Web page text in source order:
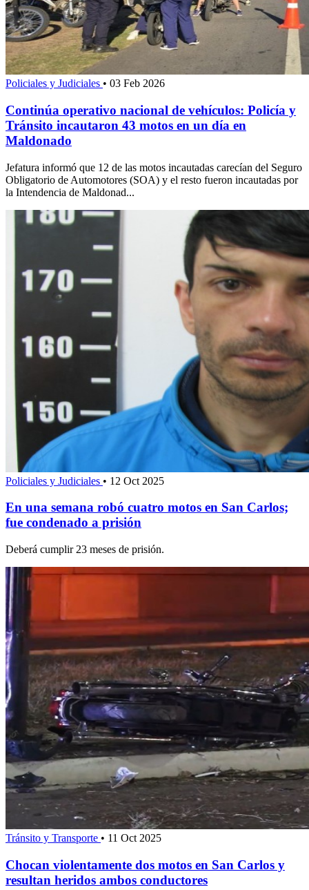
Policiales y Judiciales • 03 Feb 2026
Continúa operativo nacional de vehículos: Policía y
Tránsito incautaron 43 motos en un día en
Maldonado
Jefatura informó que 12 de las motos incautadas carecían del Seguro
Obligatorio de Automotores (SOA) y el resto fueron incautadas por
la Intendencia de Maldonad...
Policiales y Judiciales • 12 Oct 2025
En una semana robó cuatro motos en San Carlos;
fue condenado a prisión
Deberá cumplir 23 meses de prisión.
Tránsito y Transporte • 11 Oct 2025
Chocan violentamente dos motos en San Carlos y
resultan heridos ambos conductores